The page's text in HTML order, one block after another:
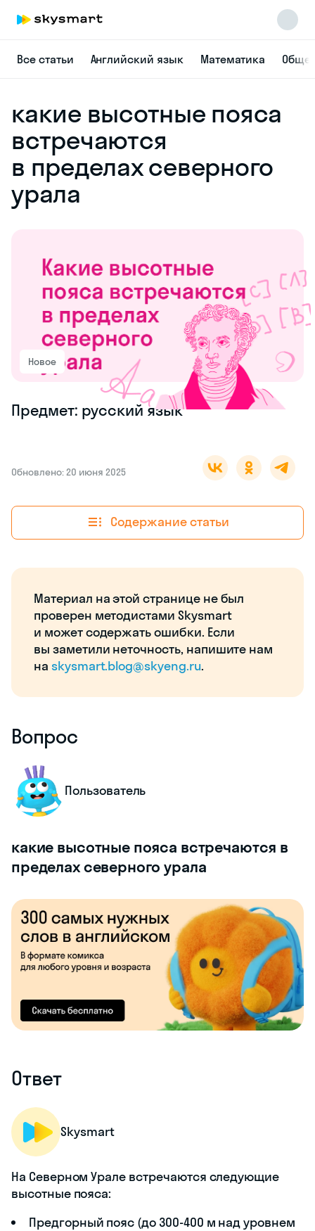
Все статьи Английский язык Математика
какие высотные пояса
встречаются
в пределах северного
урала
Новое
Предмет: русский язык
Обновлено: 20 июня 2025
Содержание статьи
Материал на этой странице не был
проверен методистами Skysmart
и может содержать ошибки. Если
вы заметили неточность, напишите нам
на skysmart.blog@skyeng.ru.
Вопрос
Пользователь
какие высотные пояса встречаются в
пределах северного урала
Ответ
Skysmart
На Северном Урале встречаются следующие
высотные пояса:
Предгорный пояс (до 300-400 м над уровнем